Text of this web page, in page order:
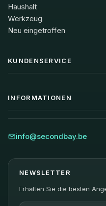
Haushalt
Werkzeug
Neu eingetroffen
KUNDENSERVICE
FAQ
Garantie
INFORMATIONEN
Blog
Nachhaltigkeit
info@secondbay.be
NEWSLETTER
Erhalten Sie die besten